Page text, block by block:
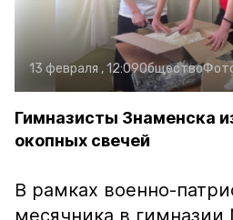
13 февраля , 12:09Общество
Гимназисты Знаменска
окопных свечей
В рамках военно-
месячника в